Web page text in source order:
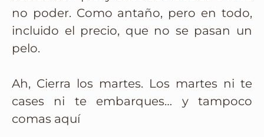
no poder. Como antaño, pero en todo,
incluido el precio, que no se pasan un
pelo.
Ah, Cierra los martes. Los martes ni te
cases ni te embarques… y tampoco
comas aquí